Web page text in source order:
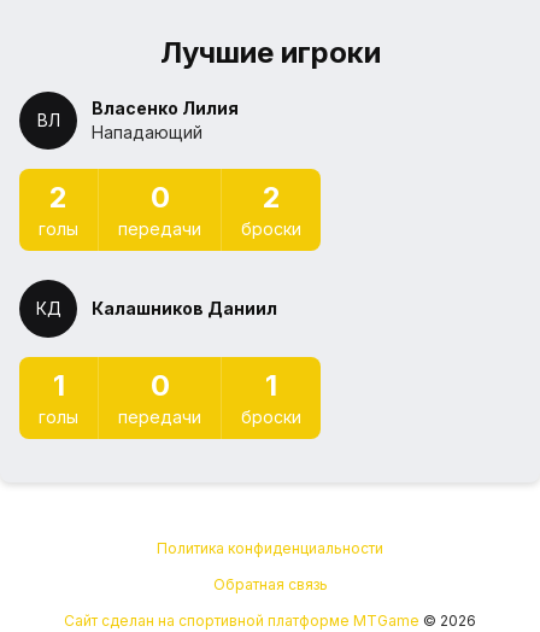
Лучшие игроки
Власенко Лилия
Нападающий
ВЛ
2
голы
0
передачи
2
броски
Калашников Даниил
КД
1
голы
0
передачи
1
броски
Политика конфиденциальности
Обратная связь
Сайт сделан на спортивной платформе MTGame © 2026